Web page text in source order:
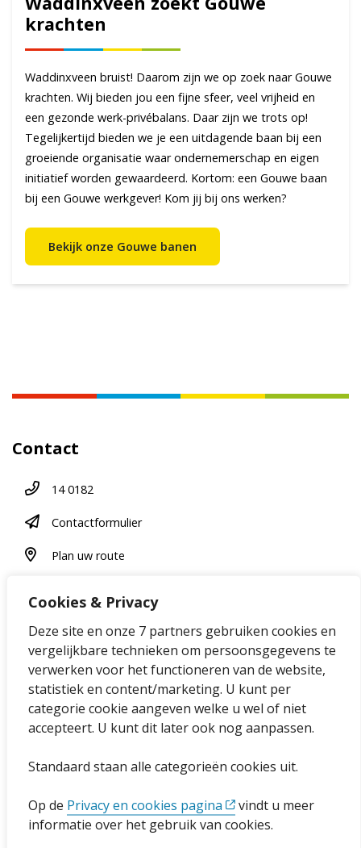
Cookies & Privacy
Deze site en onze 7 partners gebruiken cookies en
vergelijkbare technieken om persoonsgegevens te
verwerken voor het functioneren van de website,
statistiek en content/marketing. U kunt per
categorie cookie aangeven welke u wel of niet
accepteert. U kunt dit later ook nog aanpassen.
Standaard staan alle categorieën cookies uit.
Op de Privacy en cookies pagina
vindt u meer
informatie over het gebruik van cookies.
krachten
Waddinxveen bruist! Daarom zijn we op zoek naar Gouwe
krachten. Wij bieden jou een fijne sfeer, veel vrijheid en
een gezonde werk-privébalans. Daar zijn we trots op!
Tegelijkertijd bieden we je een uitdagende baan bij een
groeiende organisatie waar ondernemerschap en eigen
initiatief worden gewaardeerd. Kortom: een Gouwe baan
bij een Gouwe werkgever! Kom jij bij ons werken?
Bekijk onze Gouwe banen
Contact
Telefoonnummer
14 0182
contactformulier
Contactformulier
plan uw route
Plan uw route
Over onze website
Sitemap
Privacybeleid en cookies
Cookies wijzigen
Ga naar de pagina